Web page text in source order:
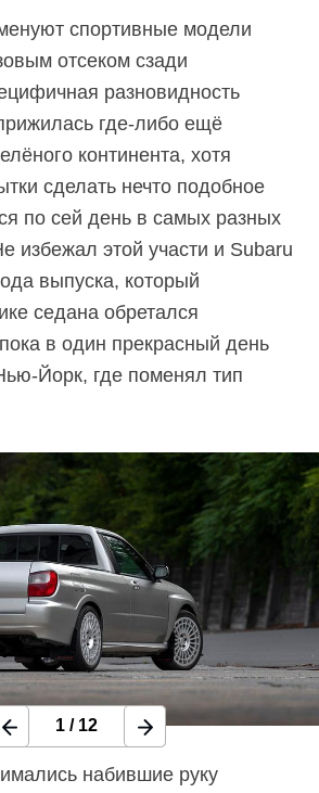
спортивные модели
отсеком сзади
разновидность
где-либо ещё
континента, хотя
сделать нечто подобное
по сей день в самых разных
избежал этой участи и Subaru
выпуска, который
седана обретался
в один прекрасный день
Йорк, где поменял тип
1/ 12
набившие руку